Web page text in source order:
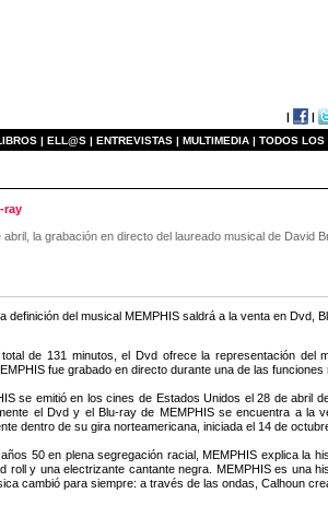
| |
| ELL@S | ENTREVISTAS | MULTIMEDIA | TODOS LOS
ray
la grabación en directo del laureado musical de David
definición del musical MEMPHIS saldrá a la venta en Dvd,
de 131 minutos, el Dvd ofrece la representación del
fue grabado en directo durante una de las
se emitió en los cines de Estados Unidos el 28 de abril
el Dvd y el Blu-ray de MEMPHIS se encuentra a
dentro de su gira norteamericana, iniciada el 14 de
50 en plena segregación racial, MEMPHIS explica la
roll y una electrizante cantante negra. MEMPHIS es una
cambió para siempre: a través de las ondas, Calhoun